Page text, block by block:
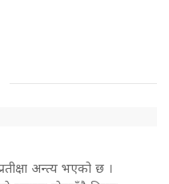
अन्त्य भएको छ ।